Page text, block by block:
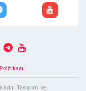
Tasarım ve